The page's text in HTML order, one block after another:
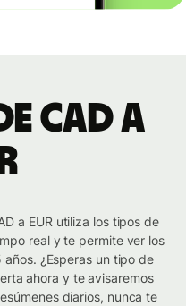
CAD a
a EUR utiliza los tipos de
real y te permite ver los
¿Esperas un tipo de
ahora y te avisaremos
diarios, nunca te